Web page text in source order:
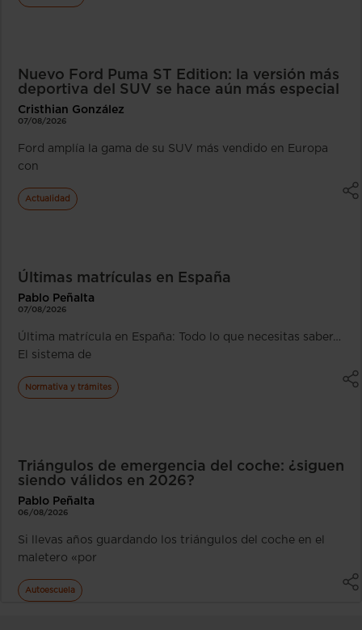
Nuevo Ford Puma ST Edition: la versión más
deportiva del SUV se hace aún más especial
Cristhian González
07/08/2026
Ford amplía la gama de su SUV más vendido en Europa
con
Actualidad
Últimas matrículas en España
Pablo Peñalta
07/08/2026
Última matrícula en España: Todo lo que necesitas saber…
El sistema de
Normativa y trámites
Triángulos de emergencia del coche: ¿siguen
siendo válidos en 2026?
Pablo Peñalta
06/08/2026
Si llevas años guardando los triángulos del coche en el
maletero «por
Autoescuela